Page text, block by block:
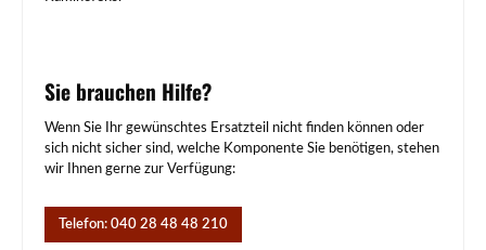
Sie brauchen Hilfe?
Wenn Sie Ihr gewünschtes Ersatzteil nicht finden können oder
sich nicht sicher sind, welche Komponente Sie benötigen, stehen
wir Ihnen gerne zur Verfügung:
Telefon: 040 28 48 48 210